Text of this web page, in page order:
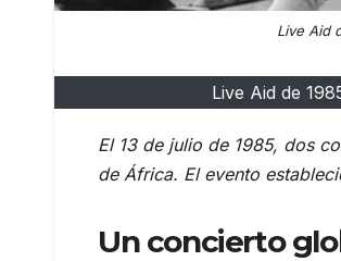
Live Aid
Live Aid de
El 13 de julio de 1985, dos
de África. El evento
Un concierto